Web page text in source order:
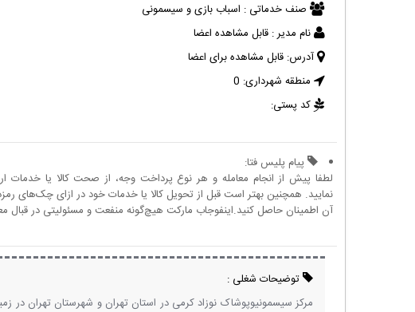
صنف خدماتی : اسباب بازی و سیسمونی
نام مدیر : قابل مشاهده اعضا
آدرس: قابل مشاهده برای اعضا
منطقه شهرداری: 0
کد پستی:
پیام پلیس فتا:
لطفا پیش از انجام معامله و هر نوع پرداخت وجه، از صحت کالا یا
نمایید. همچنین بهتر است قبل از تحویل کالا یا خدمات خود در ازای چک‌های
آن اطمینان حاصل کنید.اینفوجاب مارکت هیچ‌گونه منفعت و مسئولیتی در قبال
توضیحات شغلی :
مرکز سیسمونیوپوشاک نوزاد کرمی در استان تهران و شهرستان تهران در